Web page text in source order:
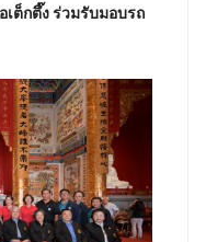
ต็กตึ๊ง ร่วมรับมอบรถ